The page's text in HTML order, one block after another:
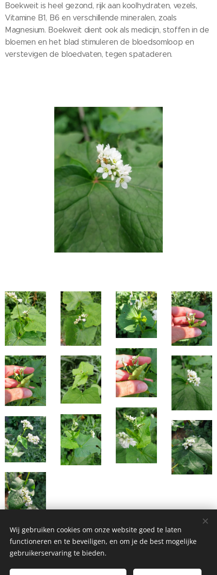
Boekweit is heel gezond, rijk aan koolhydraten, vezels,
Vitamine B1, B6 en verschillende mineralen, zoals
Magnesium. Boekweit dient ook als medicijn, stoffen in de
bloemen en het blad stimuleren de bloedsomloop en
verstevigen de bloedvaten, tegen spataderen.
Homemade Homegrown by Bianca ©2026
Wij gebruiken cookies om onze website goed te laten
functioneren en te beveiligen, en om je de best mogelijke
gebruikerservaring te bieden.